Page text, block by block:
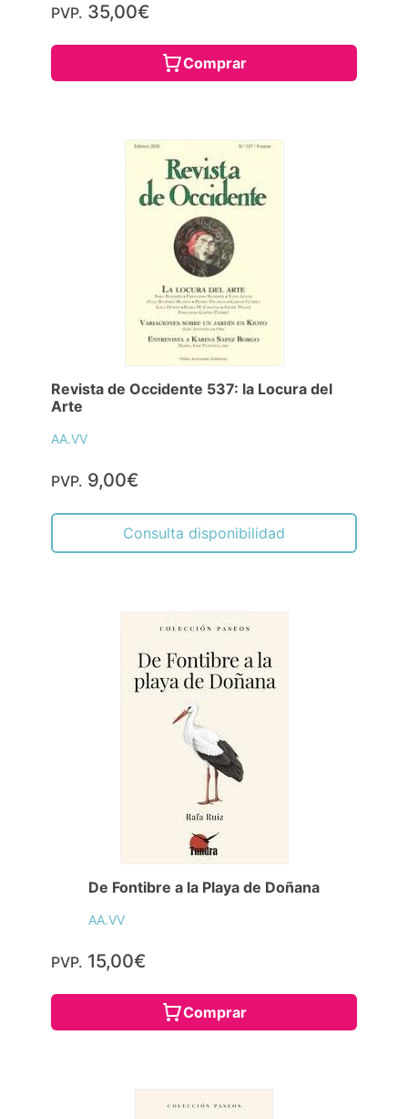
PVP. 35,00€
Comprar
Revista de Occidente 537: la Locura del
Arte
AA.VV
PVP. 9,00€
Consulta disponibilidad
De Fontibre a la Playa de Doñana
AA.VV
PVP. 15,00€
Comprar